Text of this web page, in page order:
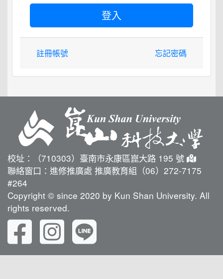
註冊帳號 忘記密碼
校址：（710303）臺南市永康區崑大路 195 號
聯絡窗口：進修推廣處 推廣教育組（06）272-7175
#264
Copyright © since 2020 by Kun Shan University. All
rights reserved.